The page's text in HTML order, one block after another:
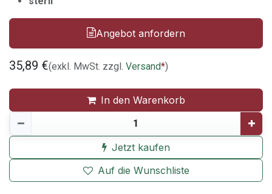
Angebot anfordern
35,89 €(exkl. MwSt. zzgl. Versand*)
In den Warenkorb
Jetzt kaufen
Auf die Wunschliste